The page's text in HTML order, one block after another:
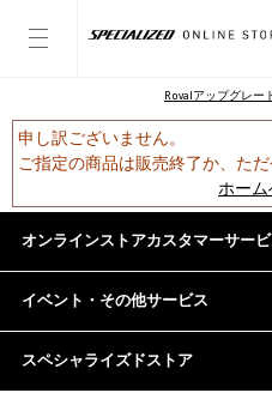
Rovalアップグレー
申し訳ございません。
ご指定の商品は販売終了か、た
ホーム
オンラインストアカスタマーサー
イベント・その他サービス
スペシャライズドストア